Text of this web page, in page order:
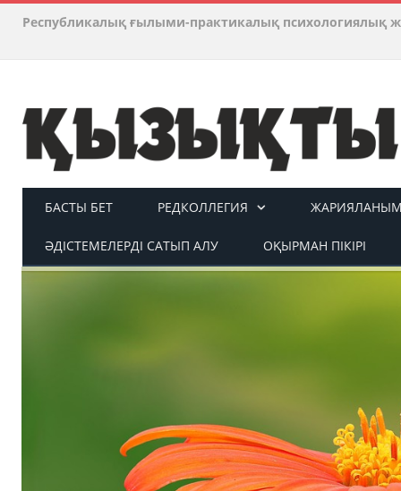
Республикалық ғылыми-практикалық психологиялық
БАСТЫ БЕТ РЕДКОЛЛЕГИЯ ЖАРИЯЛАНЫМ
ӘДІСТЕМЕЛЕРДІ САТЫП АЛУ ОҚЫРМАН ПІКІРІ